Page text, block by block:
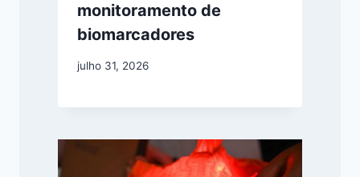
monitoramento de
biomarcadores
julho 31, 2026